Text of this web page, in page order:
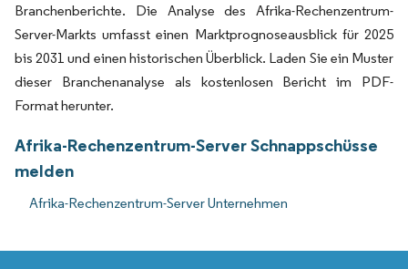
Branchenberichte. Die Analyse des Afrika-Rechenzentrum-
Server-Markts umfasst einen Marktprognoseausblick für 2025
bis 2031 und einen historischen Überblick. Laden Sie ein Muster
dieser Branchenanalyse als kostenlosen Bericht im PDF-
Format herunter.
Afrika-Rechenzentrum-Server Schnappschüsse
melden
Afrika-Rechenzentrum-Server Unternehmen